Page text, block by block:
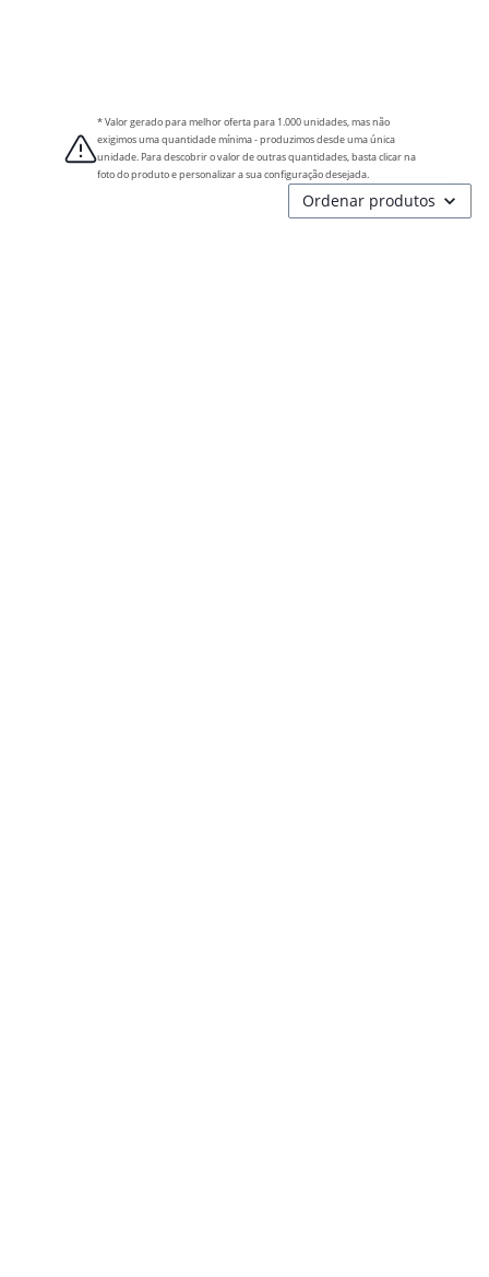
* Valor gerado para melhor oferta para 1.000 unidades, mas não
exigimos uma quantidade mínima - produzimos desde uma única
unidade. Para descobrir o valor de outras quantidades, basta clicar na
foto do produto e personalizar a sua configuração desejada.